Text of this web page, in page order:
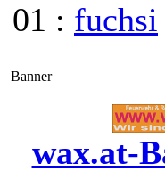
01 : fuchsi
Banner
wax.at-